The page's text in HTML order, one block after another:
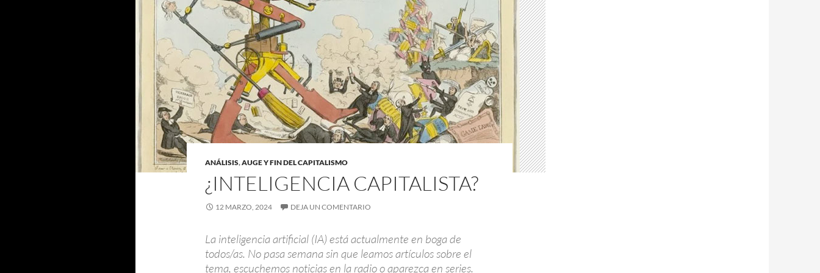
ANÁLISIS,AUGE Y FIN DEL CAPITALISMO
¿INTELIGENCIA CAPITALISTA?
12 MARZO, 2024 DEJA UN COMENTARIO
La inteligencia artificial (IA) está actualmente en boga de
todos/as. No pasa semana sin que leamos artículos sobre el
tema, escuchemos noticias en la radio o aparezca en series.